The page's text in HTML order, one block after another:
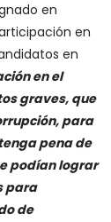
en
en
en
en el
graves, que
para
pena de
podían lograr
para
de